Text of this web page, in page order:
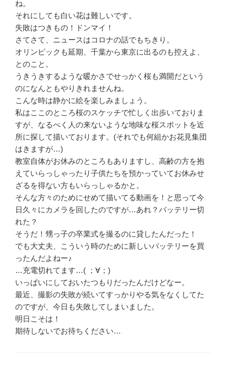
ね。
それにしても白い花は難しいです。
失敗はつきもの！ドンマイ！
さてさて、ニュースはコロナの話でもちきり。
オリンピックも延期、千葉から東京に出るのも控えよ、
とのこと。
うきうきするような暖かさでせっかく桜も満開だという
のになんともやりきれませんね。
こんな時は静かに絵を楽しみましょう。
私はここのところ桜のスケッチで忙しく出歩いておりま
すが、なるべく人の来ないような地味な桜スポットを近
所に探して描いております。(それでも何組かお花見集団
はきますが…)
教室自体がお休みのところもありますし、高齢の方を抱
えていらっしゃったり子供たちを預かっていてお休みせ
ざるを得ない方もいらっしゃるかと。
そんな方々のためにせめて描いてる動画を！と思って今
日久々にカメラを回したのですが…あれ？バッテリー切
れた？
そうだ！甥っ子の卒業式を撮るのに貸したんだった！
でも大丈夫、こういう時のために新しいバッテリーを買
ったんだよねー♪
…充電切れてます…( ；∀；)
いっぱいにしておいたつもりだったんだけどなー。
最近、撮影の失敗が続いてすっかりやる気をなくしてた
のですが、今日も失敗してしまいました。
明日こそは！
期待しないでお待ちください…